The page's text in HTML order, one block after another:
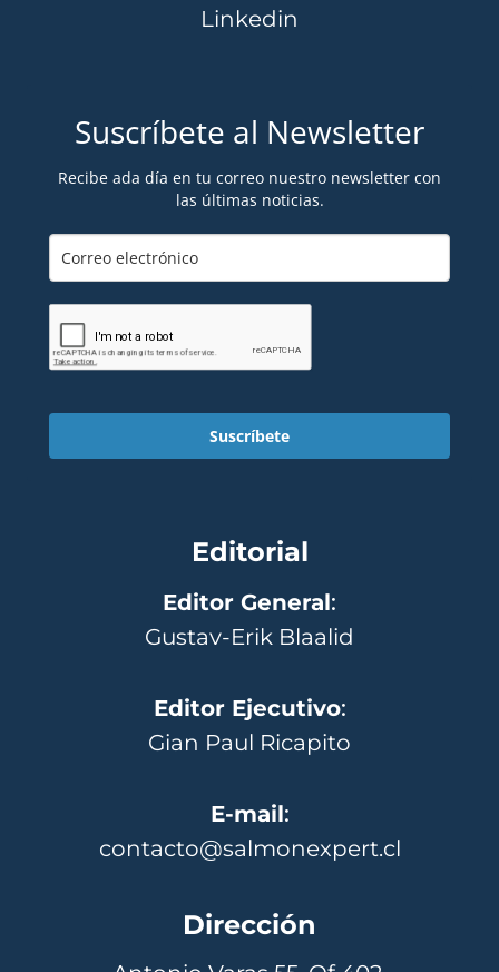
Linkedin
Suscríbete al Newsletter
Recibe ada día en tu correo nuestro newsletter con
las últimas noticias.
Suscríbete
Editorial
Editor General:
Gustav-Erik Blaalid
Editor Ejecutivo:
Gian Paul Ricapito
E-mail:
contacto@salmonexpert.cl
Dirección